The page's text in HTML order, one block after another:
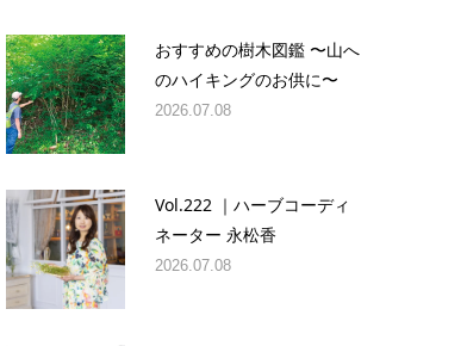
おすすめの樹木図鑑 〜山へ
のハイキングのお供に〜
2026.07.08
Vol.222 ｜ハーブコーディ
ネーター 永松香
2026.07.08